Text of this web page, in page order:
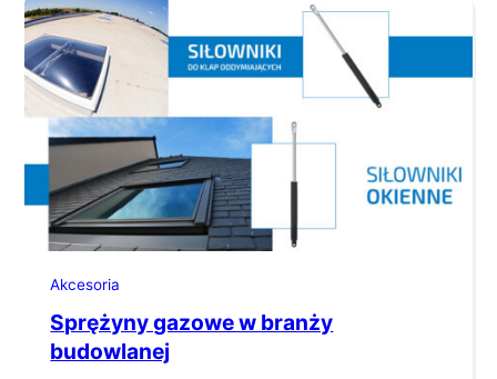
zawieszone. To właśnie ze względu na pyły,
wióry czy opiłki dobór węży do wentylacji jest
tak trudny. Przede wszystkim materiał
Kluczowym kryterium wyboru powinien być
materiał,…
Akcesoria
Sprężyny gazowe w branży
budowlanej